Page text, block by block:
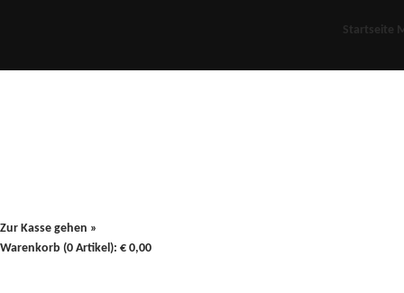
Startseite
Zur Kasse gehen »
Warenkorb (0 Artikel): € 0,00